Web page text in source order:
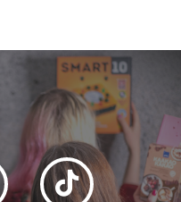
Instagram Tiktok